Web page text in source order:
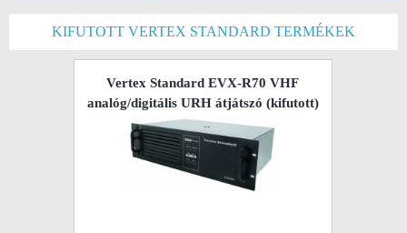
KIFUTOTT VERTEX STANDARD TERMÉKEK
Vertex Standard EVX-R70 VHF
analóg/digitális URH átjátszó (kifutott)